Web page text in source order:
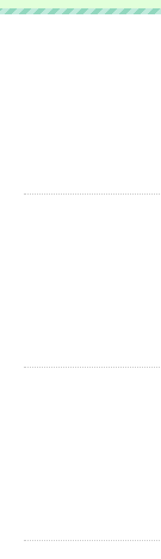
ー